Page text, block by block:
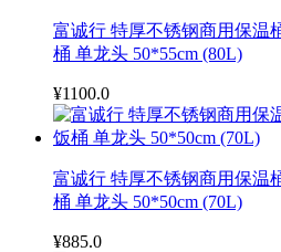
富诚行 特厚不锈钢商用保温
桶 单龙头 50*55cm (80L)
¥1100.0
富诚行 特厚不锈钢商用保温
桶 单龙头 50*50cm (70L)
¥885.0